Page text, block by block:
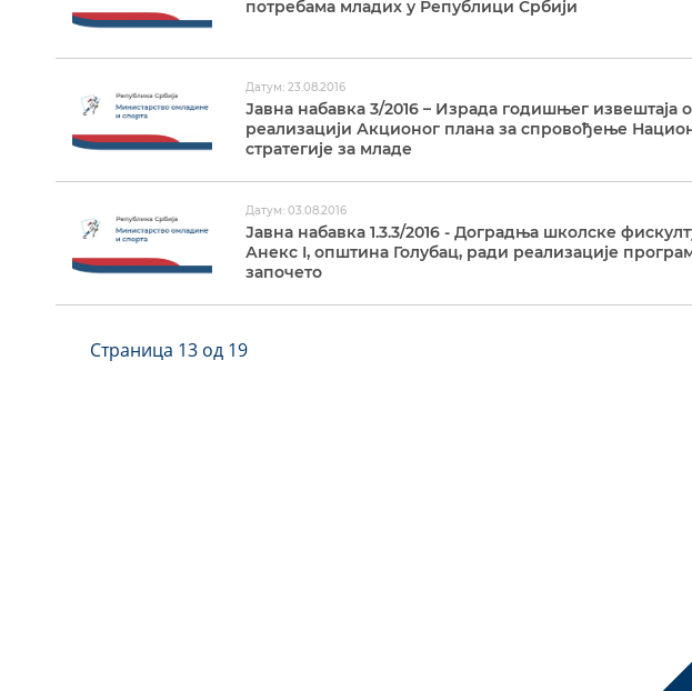
потребама младих у Републици Србији
Датум: 23.08.2016
Јавна набавка 3/2016 – Израда годишњег извештаја
реализацији Акционог плана за спровођење
стратегије за младе
Датум: 03.08.2016
Јавна набавка 1.3.3/2016 - Доградња школске
Анекс I, општина Голубац, ради реализације
започето
Страница 13 од 19